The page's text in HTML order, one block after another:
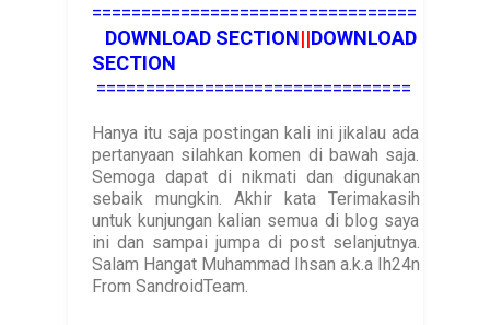
=================================
DOWNLOAD SECTION||DOWNLOAD
SECTION
================================
Hanya itu saja postingan kali ini jikalau ada
pertanyaan silahkan komen di bawah saja.
Semoga dapat di nikmati dan digunakan
sebaik mungkin. Akhir kata Terimakasih
untuk kunjungan kalian semua di blog saya
ini dan sampai jumpa di post selanjutnya.
Salam Hangat Muhammad Ihsan a.k.a Ih24n
From SandroidTeam.